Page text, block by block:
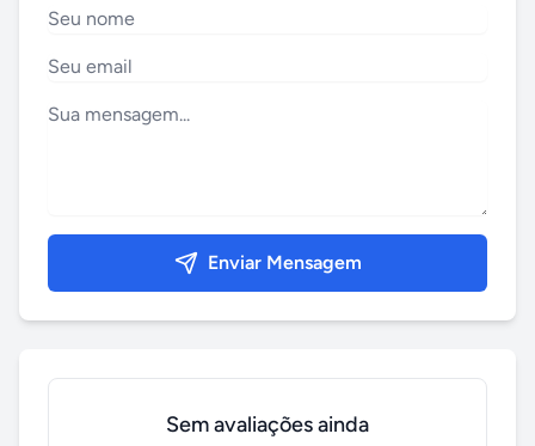
Enviar Mensagem
Sem avaliações ainda